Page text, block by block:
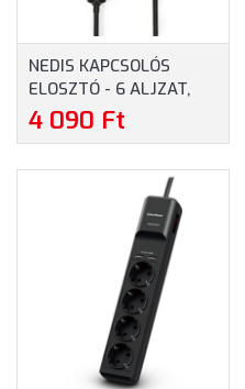
NEDIS KAPCSOLÓS
ELOSZTÓ - 6 ALJZAT,
3.0 MÉTER, 3680W, 16A
(ESOC630F2BK)
4 090 Ft